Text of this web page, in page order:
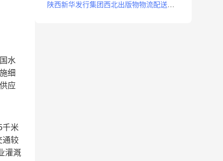
水
细
应
千米
通较
灌溉
陕西新华发行集团西北出版物物流配送中